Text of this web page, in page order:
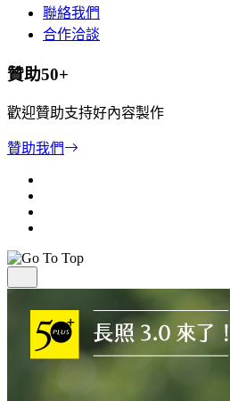
聯絡我們
合作洽談
贊助50+
歡迎贊助支持好內容製作
贊助我們